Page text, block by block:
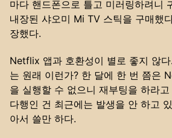
마다 핸드폰으로 틀고 미러링하려니
내장된 샤오미 Mi TV 스틱을 구매했
장했다.
Netflix 앱과 호환성이 별로 좋지 않
는 원래 이런가? 한 달에 한 번 쯤은
을 실행할 수 없으니 재부팅을 하라
다행인 건 최근에는 발생을 안 하고
아서 쓸만 하다.